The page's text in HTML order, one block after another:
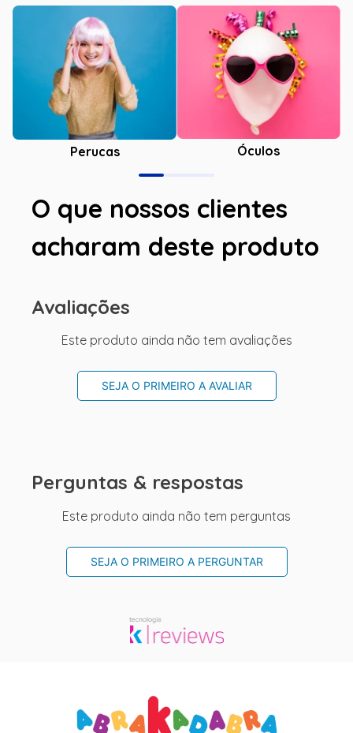
Perucas Óculos
O que nossos clientes
acharam deste produto
Avaliações
Este produto ainda não tem avaliações
SEJA O PRIMEIRO A AVALIAR
Perguntas & respostas
Este produto ainda não tem perguntas
SEJA O PRIMEIRO A PERGUNTAR